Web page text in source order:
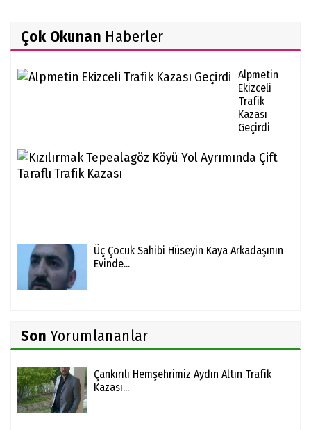
Çok Okunan Haberler
Alpmetin
Ekizceli
Trafik
Kazası
Geçirdi
Üç Çocuk Sahibi Hüseyin Kaya Arkadaşının
Evinde...
Son Yorumlananlar
Çankırılı Hemşehrimiz Aydın Altın Trafik
Kazası...